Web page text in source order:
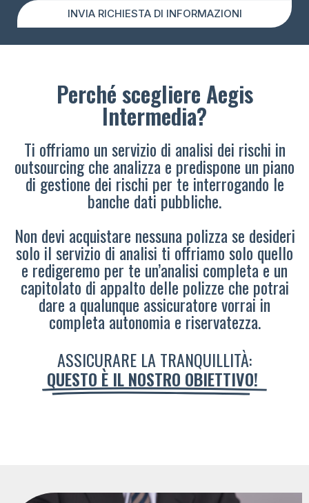
INVIA RICHIESTA DI INFORMAZIONI
Perché scegliere Aegis
Intermedia?
Ti offriamo un servizio di analisi dei rischi in
outsourcing che analizza e predispone un piano
di gestione dei rischi per te interrogando le
banche dati pubbliche.
Non devi acquistare nessuna polizza se desideri
solo il servizio di analisi ti offriamo solo quello
e redigeremo per te un’analisi completa e un
capitolato di appalto delle polizze che potrai
dare a qualunque assicuratore vorrai in
completa autonomia e riservatezza.
ASSICURARE LA TRANQUILLITÀ:
QUESTO È IL NOSTRO OBIETTIVO!